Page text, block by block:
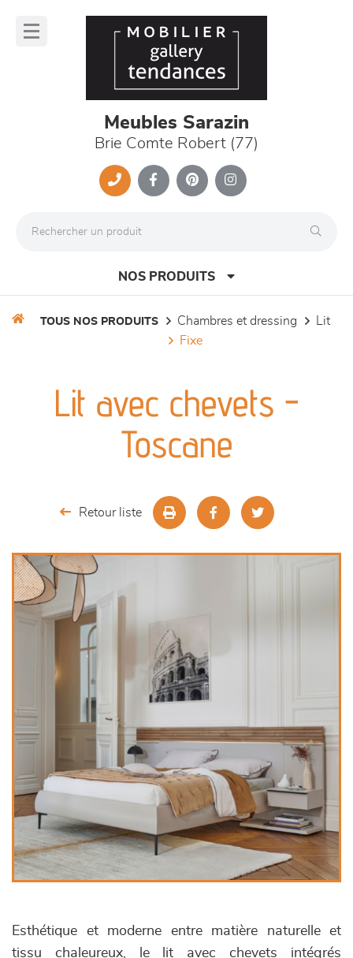
Meubles Sarazin
Brie Comte Robert (77)
NOS PRODUITS
meubles de complément
TOUS NOS PRODUITS chambres et dressing
lit
fixe
Lit avec chevets -
Toscane
Retour liste
Esthétique et moderne entre matière naturelle et
tissu chaleureux, le lit avec chevets intégrés